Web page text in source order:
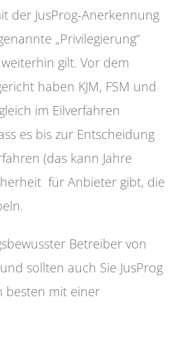
der JusProg-Anerkennung
„Privilegierung“
gilt. Vor dem
haben KJM, FSM und
im Eilverfahren
es bis zur Entscheidung
(das kann Jahre
für Anbieter gibt, die
Betreiber von
sollten auch Sie JusProg
besten mit einer